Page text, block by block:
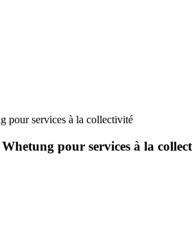
pour services à la collectivité
pour services à la